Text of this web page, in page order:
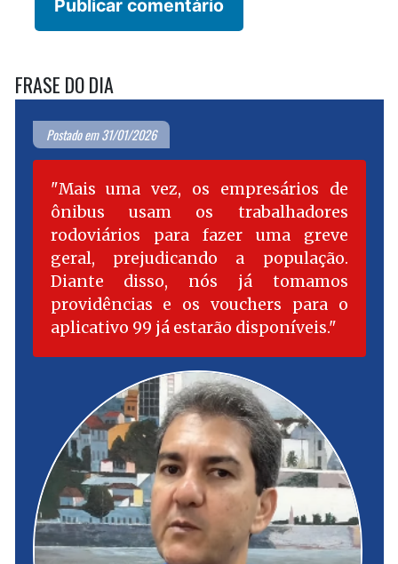
FRASE DO DIA
Postado em 31/01/2026
Mais uma vez, os empresários de
ônibus usam os trabalhadores
rodoviários para fazer uma greve
geral, prejudicando a população.
Diante disso, nós já tomamos
providências e os vouchers para o
aplicativo 99 já estarão disponíveis.